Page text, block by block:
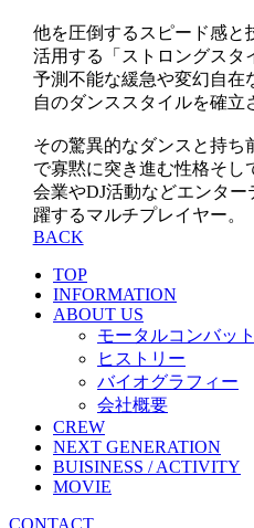
他を圧倒するスピード感と
活用する「ストロングスタ
予測不能な緩急や変幻自在
自のダンススタイルを確立
その驚異的なダンスと持ち
で寡黙に突き進む性格そし
会業やDJ活動などエンタ
躍するマルチプレイヤー。
BACK
TOP
INFORMATION
ABOUT US
モータルコンバット
ヒストリー
バイオグラフィー
会社概要
CREW
NEXT GENERATION
BUISINESS / ACTIVITY
MOVIE
CONTACT